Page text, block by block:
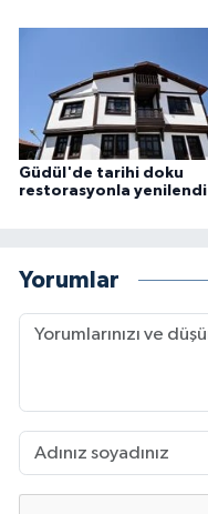
Güdül'de tarihi doku
restorasyonla yenilendi
Yorumlar